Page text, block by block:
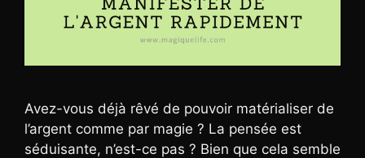
Avez-vous déjà rêvé de pouvoir matérialiser de
l’argent comme par magie ? La pensée est
séduisante, n’est-ce pas ? Bien que cela semble